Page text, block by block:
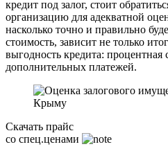
кредит под залог, стоит
организацию для адекватной
насколько точно и правильно
стоимость, зависит не только
выгодность кредита: процентная
дополнительных платежей.
Скачать прайс
со спец.ценами